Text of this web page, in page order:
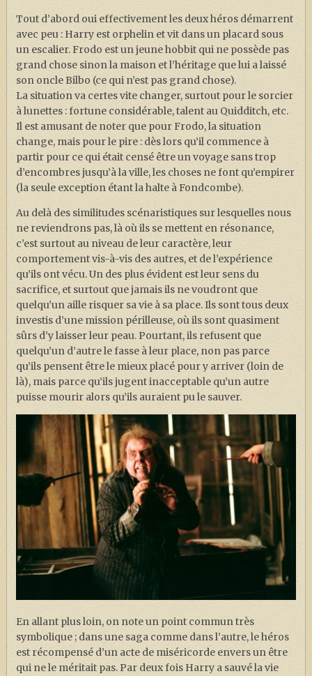
Tout d’abord oui effectivement les deux héros démarrent
avec peu : Harry est orphelin et vit dans un placard sous
un escalier. Frodo est un jeune hobbit qui ne possède pas
grand chose sinon la maison et l’héritage que lui a laissé
son oncle Bilbo (ce qui n’est pas grand chose).
La situation va certes vite changer, surtout pour le sorcier
à lunettes : fortune considérable, talent au Quidditch, etc.
Il est amusant de noter que pour Frodo, la situation
change, mais pour le pire : dès lors qu’il commence à
partir pour ce qui était censé être un voyage sans trop
d’encombres jusqu’à la ville, les choses ne font qu’empirer
(la seule exception étant la halte à Fondcombe).
Au delà des similitudes scénaristiques sur lesquelles nous
ne reviendrons pas, là où ils se mettent en résonance,
c’est surtout au niveau de leur caractère, leur
comportement vis-à-vis des autres, et de l’expérience
qu’ils ont vécu. Un des plus évident est leur sens du
sacrifice, et surtout que jamais ils ne voudront que
quelqu’un aille risquer sa vie à sa place. Ils sont tous deux
investis d’une mission périlleuse, où ils sont quasiment
sûrs d’y laisser leur peau. Pourtant, ils refusent que
quelqu’un d’autre le fasse à leur place, non pas parce
qu’ils pensent être le mieux placé pour y arriver (loin de
là), mais parce qu’ils jugent inacceptable qu’un autre
puisse mourir alors qu’ils auraient pu le sauver.
En allant plus loin, on note un point commun très
symbolique ; dans une saga comme dans l’autre, le héros
est récompensé d’un acte de miséricorde envers un être
qui ne le méritait pas. Par deux fois Harry a sauvé la vie